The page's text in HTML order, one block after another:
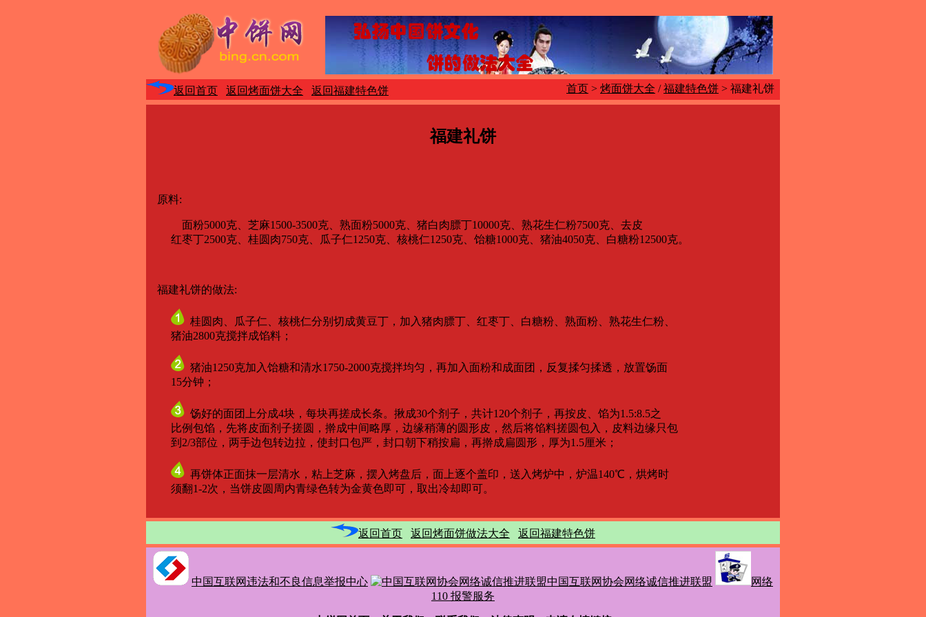
返回首页 返回烤面饼大全 返回福建特色饼 首页 > 烤面饼大全 /福建特色饼 > 福建礼饼
福建礼饼
原料:
面粉5000克、芝麻1500-3500克、熟面粉5000克、猪白肉膘丁10000克、熟花生仁粉7500克、去皮
红枣丁2500克、桂圆肉750克、瓜子仁1250克、核桃仁1250克、饴糖1000克、猪油4050克、白糖粉12500克。
福建礼饼的做法:
桂圆肉、瓜子仁、核桃仁分别切成黄豆丁，加入猪肉膘丁、红枣丁、白糖粉、熟面粉、熟花生仁粉、
猪油2800克搅拌成馅料；
猪油1250克加入饴糖和清水1750-2000克搅拌均匀，再加入面粉和成面团，反复揉匀揉透，放置饧面
15分钟；
饧好的面团上分成4块，每块再搓成长条。揪成30个剂子，共计120个剂子，再按皮、馅为1.5:8.5之
比例包馅，先将皮面剂子搓圆，擀成中间略厚，边缘稍薄的圆形皮，然后将馅料搓圆包入，皮料边缘只包
到2/3部位，两手边包转边拉，使封口包严，封口朝下稍按扁，再擀成扁圆形，厚为1.5厘米；
再饼体正面抹一层清水，粘上芝麻，摆入烤盘后，面上逐个盖印，送入烤炉中，炉温140℃，烘烤时
须翻1-2次，当饼皮圆周内青绿色转为金黄色即可，取出冷却即可。
返回首页 返回烤面饼做法大全 返回福建特色饼
中国互联网违法和不良信息举报中心 中国互联网协会网络诚信推进联盟
网络
110 报警服务